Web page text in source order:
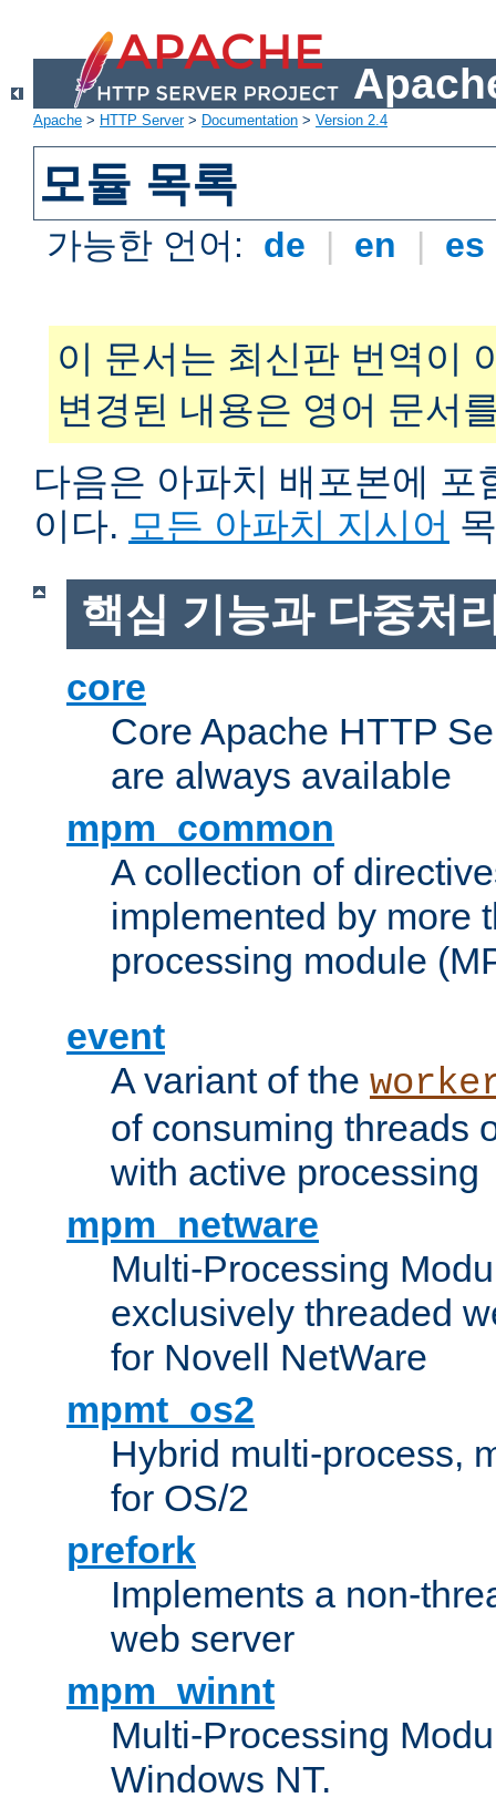
Apache > HTTP Server> Documentation > Version 2.4
모듈 목록
가능한 언어: de | en | es
이 문서는 최신판 번역이
변경된 내용은 영어 문서
다음은 아파치 배포본에 포
이다. 모든 아파치 지시어
핵심 기능과 다중처
core
Core Apache HTTP
are always available
mpm_common
A collection of
implemented by more
processing module
event
A variant of the
of consuming threads
with active processing
mpm_netware
Multi-Processing
exclusively threaded
for Novell NetWare
mpmt_os2
Hybrid multi-process,
for OS/2
prefork
Implements a non-
web server
mpm_winnt
Multi-Processing
Windows NT.